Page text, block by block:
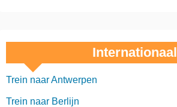
Internationaal
Trein naar Antwerpen
Trein naar Berlijn